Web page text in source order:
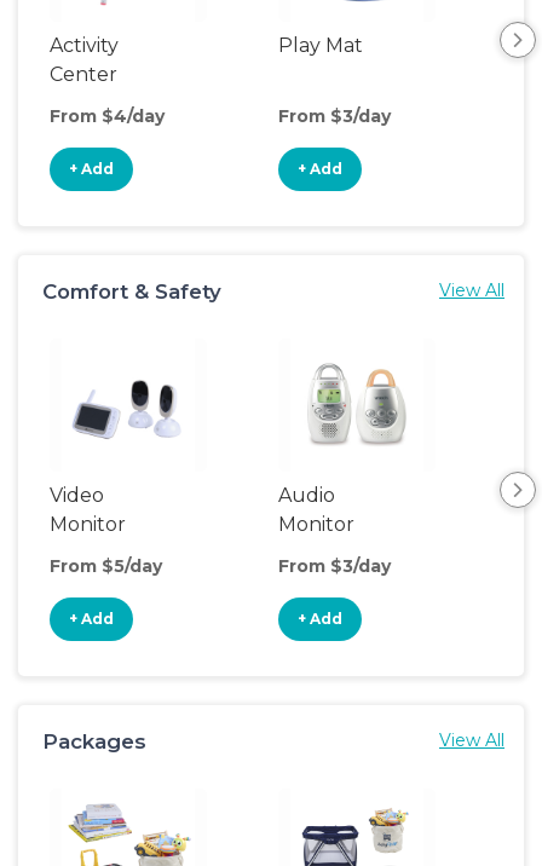
Activity
Center
From $4/day
+ Add
Play Mat
From $3/day
+ Add
Comfort & Safety View All
Video
Monitor
From $5/day
+ Add
Audio
Monitor
From $3/day
+ Add
Packages View All